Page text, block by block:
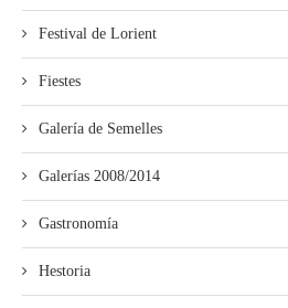
Festival de Lorient
Fiestes
Galería de Semelles
Galerías 2008/2014
Gastronomía
Hestoria